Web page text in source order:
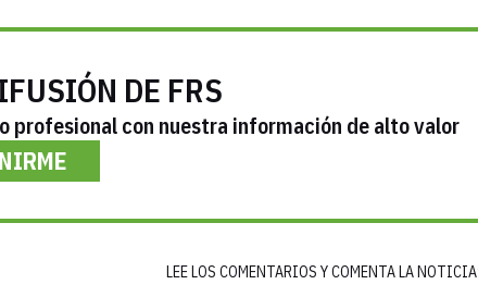
DE FRS
con nuestra información de alto valor
LEE LOS COMENTARIOS Y COMENTA LA NOTICIA